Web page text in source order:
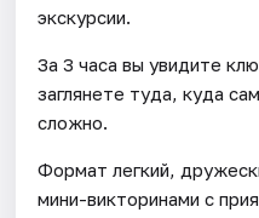
экскурсии.
За 3 часа вы увидите
заглянете туда, куда
сложно.
Формат легкий,
мини-викторинами с